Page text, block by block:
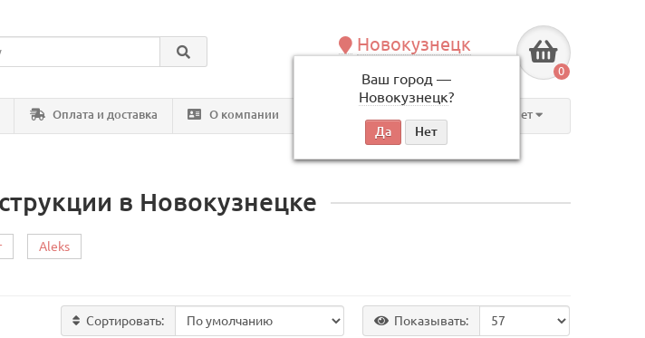
Новокузнецк
Ваш город —
Новокузнецк?
по будням, с 09:00 до 18:00
0
Оплата и доставка О компании Личный кабинет
в Новокузнецке
Aleks
Сортировать: Показывать: